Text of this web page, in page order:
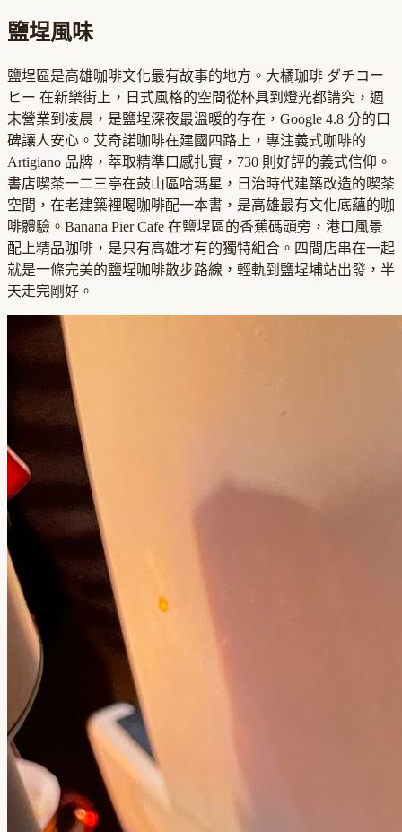
鹽埕風味
鹽埕區是高雄咖啡文化最有故事的地方。大橘珈琲 ダチコー
ヒー 在新樂街上，日式風格的空間從杯具到燈光都講究，週
末營業到凌晨，是鹽埕深夜最溫暖的存在，Google 4.8 分的口
碑讓人安心。艾奇諾咖啡在建國四路上，專注義式咖啡的
Artigiano 品牌，萃取精準口感扎實，730 則好評的義式信仰。
書店喫茶一二三亭在鼓山區哈瑪星，日治時代建築改造的喫茶
空間，在老建築裡喝咖啡配一本書，是高雄最有文化底蘊的咖
啡體驗。Banana Pier Cafe 在鹽埕區的香蕉碼頭旁，港口風景
配上精品咖啡，是只有高雄才有的獨特組合。四間店串在一起
就是一條完美的鹽埕咖啡散步路線，輕軌到鹽埕埔站出發，半
天走完剛好。